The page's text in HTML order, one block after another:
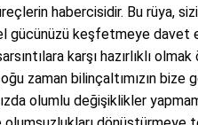
habercisidir. Bu rüya,
gücünüzü keşfetmeye davet
karşı hazırlıklı
zaman bilinçaltımızın bize
olumlu değişiklikler